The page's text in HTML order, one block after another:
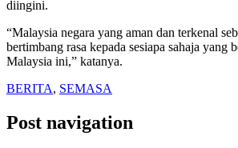
diingini.
“Malaysia negara yang aman dan terkenal
bertimbang rasa kepada sesiapa sahaja yang
Malaysia ini,” katanya.
BERITA, SEMASA
Post navigation